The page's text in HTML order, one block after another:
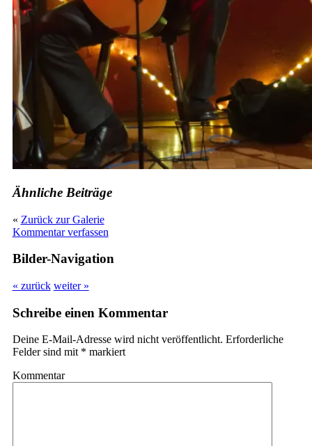
Ähnliche Beiträge
« Zurück zur Galerie
Kommentar verfassen
Bilder-Navigation
« zurück weiter »
Schreibe einen Kommentar
Deine E-Mail-Adresse wird nicht veröffentlicht. Erforderliche
Felder sind mit * markiert
Kommentar